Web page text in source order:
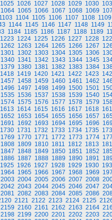
1025 1026 1027 1028 1029 1030
1064 1065 1066 1067 1068 1069
1103 1104 1105 1106 1107 1108 1109
1144 1145 1146 1147 1148 1149
1184 1185 1186 1187 1188 1189
1223 1224 1225 1226 1227 1228
1262 1263 1264 1265 1266 1267
1301 1302 1303 1304 1305 1306
1340 1341 1342 1343 1344 1345
1379 1380 1381 1382 1383 1384
1418 1419 1420 1421 1422 1423
1457 1458 1459 1460 1461 1462
1496 1497 1498 1499 1500 1501
1535 1536 1537 1538 1539 1540
1574 1575 1576 1577 1578 1579
1613 1614 1615 1616 1617 1618
1652 1653 1654 1655 1656 1657
1691 1692 1693 1694 1695 1696
1730 1731 1732 1733 1734 1735
1769 1770 1771 1772 1773 1774
1808 1809 1810 1811 1812 1813
1847 1848 1849 1850 1851 1852
1886 1887 1888 1889 1890 1891
1925 1926 1927 1928 1929 1930
1964 1965 1966 1967 1968 1969
2003 2004 2005 2006 2007 2008
2042 2043 2044 2045 2046 2047
2081 2082 2083 2084 2085 2086
2121 2122 2123 2124 2125
2159 2160 2161 2162 2163 2164
2198 2199 2200 2201 2202 2203